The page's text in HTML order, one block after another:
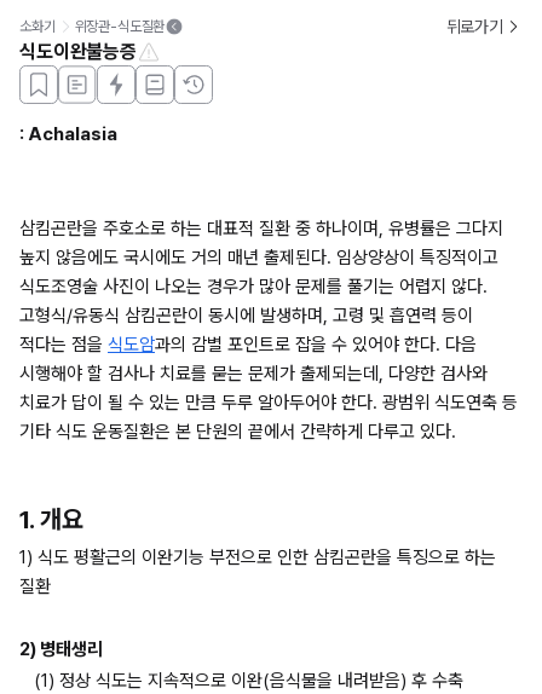
소화기 위장관-식도질환 뒤로가기
식도이완불능증
: Achalasia
삼킴곤란을 주호소로 하는 대표적 질환 중 하나이며, 유병률은 그다지
높지 않음에도 국시에도 거의 매년 출제된다. 임상양상이 특징적이고
식도조영술 사진이 나오는 경우가 많아 문제를 풀기는 어렵지 않다.
고형식/유동식 삼킴곤란이 동시에 발생하며, 고령 및 흡연력 등이
적다는 점을 식도암과의 감별 포인트로 잡을 수 있어야 한다. 다음
시행해야 할 검사나 치료를 묻는 문제가 출제되는데, 다양한 검사와
치료가 답이 될 수 있는 만큼 두루 알아두어야 한다. 광범위 식도연축 등
기타 식도 운동질환은 본 단원의 끝에서 간략하게 다루고 있다.
1. 개요
1) 식도 평활근의 이완기능 부전으로 인한 삼킴곤란을 특징으로 하는
질환
2) 병태생리
(1) 정상 식도는 지속적으로 이완(음식물을 내려받음) 후 수축